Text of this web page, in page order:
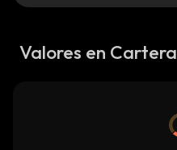
Valores en Cartera